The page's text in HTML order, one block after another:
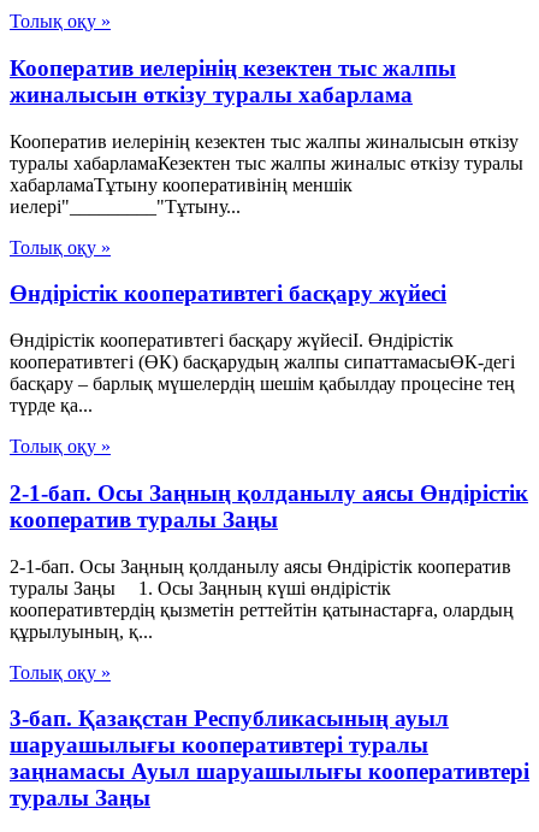
Толық оқу »
Кооператив иелерінің кезектен тыс жалпы
жиналысын өткізу туралы хабарлама
Кооператив иелерінің кезектен тыс жалпы жиналысын өткізу
туралы хабарламаКезектен тыс жалпы жиналыс өткізу туралы
хабарламаТұтыну кооперативінің меншік
иелері"_________"Тұтыну...
Толық оқу »
Өндірістік кооперативтегі басқару жүйесі
Өндірістік кооперативтегі басқару жүйесіI. Өндірістік
кооперативтегі (ӨК) басқарудың жалпы сипаттамасыӨК-дегі
басқару – барлық мүшелердің шешім қабылдау процесіне тең
түрде қа...
Толық оқу »
2-1-бап. Осы Заңның қолданылу аясы Өндiрiстiк
кооператив туралы Заңы
2-1-бап. Осы Заңның қолданылу аясы Өндiрiстiк кооператив
туралы Заңы 1. Осы Заңның күші өндірістік
кооперативтердің қызметін реттейтін қатынастарға, олардың
құрылуының, қ...
Толық оқу »
3-бап. Қазақстан Республикасының ауыл
шаруашылығы кооперативтері туралы
заңнамасы Ауыл шаруашылығы кооперативтері
туралы Заңы